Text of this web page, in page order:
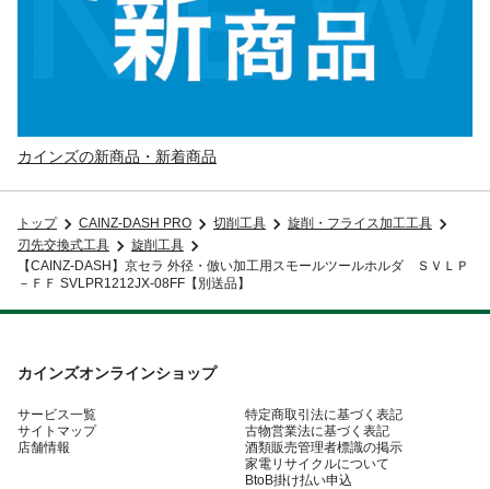
カインズの新商品・新着商品
トップ CAINZ-DASH PRO 切削工具
旋削・フライス加工工具
刃先交換式工具
旋削工具
【CAINZ-DASH】京セラ 外径・倣い加工用スモールツールホルダ ＳＶＬＰ
－ＦＦ SVLPR1212JX-08FF【別送品】
カインズオンラインショップ
サービス一覧
サイトマップ
店舗情報
特定商取引法に基づく表記
古物営業法に基づく表記
酒類販売管理者標識の掲示
家電リサイクルについて
BtoB掛け払い申込